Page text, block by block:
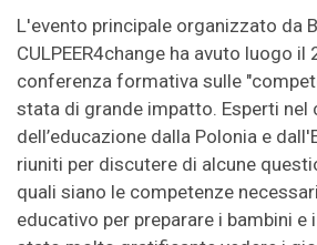
L'evento principale organizzato da
CULPEER4change ha avuto luogo il
conferenza formativa sulle
stata di grande impatto. Esperti nel
dell’educazione dalla Polonia e
riuniti per discutere di alcune
quali siano le competenze
educativo per preparare i bambini e